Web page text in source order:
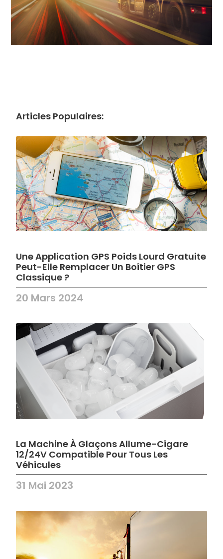
Articles Populaires:
Une Application GPS Poids Lourd Gratuite
Peut-Elle Remplacer Un Boîtier GPS
Classique ?
20 Mars 2024
La Machine À Glaçons Allume-Cigare
12/24V Compatible Pour Tous Les
Véhicules
31 Mai 2023